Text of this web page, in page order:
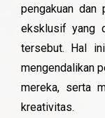
pengakuan dan
eksklusif yang
tersebut. Hal
mengendalikan
mereka, serta
kreativitas.